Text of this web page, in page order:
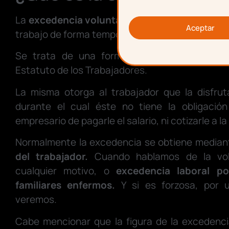
Aceptar
La excedencia voluntariaes la situación de
trabajo de forma temporal.
Se trata de una forma jurídica
Estatuto de los Trabajadores.
La misma otorga al trabajador que la
durante el cual éste no tiene la
empresario de pagarle el salario, ni cotizarle a
Normalmente la excedencia se obtiene
del trabajador. Cuando hablamos de la
cualquier motivo, o excedencia laboral
familiares enfermos. Y si es forzosa, por
veremos.
Cabe mencionar que la figura de la